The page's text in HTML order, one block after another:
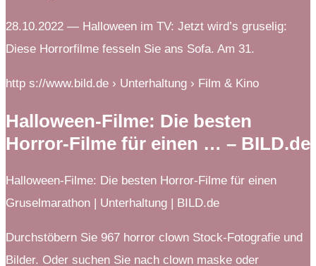
28.10.2022 — Halloween im TV: Jetzt wird’s gruselig:
Diese Horrorfilme fesseln Sie ans Sofa. Am 31.
http s://www.bild.de › Unterhaltung › Film & Kino
Halloween-Filme: Die besten
Horror-Filme für einen … – BILD.de
Halloween-Filme: Die besten Horror-Filme für einen
Gruselmarathon | Unterhaltung | BILD.de
Durchstöbern Sie 967 horror clown Stock-Fotografie und
Bilder. Oder suchen Sie nach clown maske oder